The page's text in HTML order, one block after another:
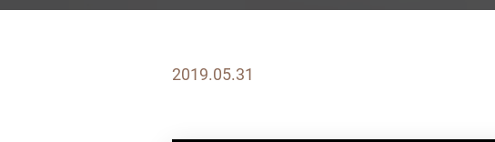
2019.05.31